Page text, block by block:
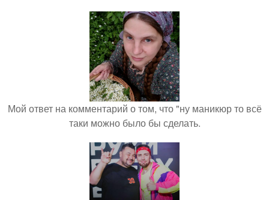
Мой ответ на комментарий о том, что "ну маникюр то всё
таки можно было бы сделать.